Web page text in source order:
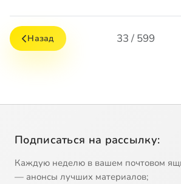
Назад 33 / 599
Подписаться на рассылку:
Каждую неделю в вашем почтовом
— анонсы лучших материалов;